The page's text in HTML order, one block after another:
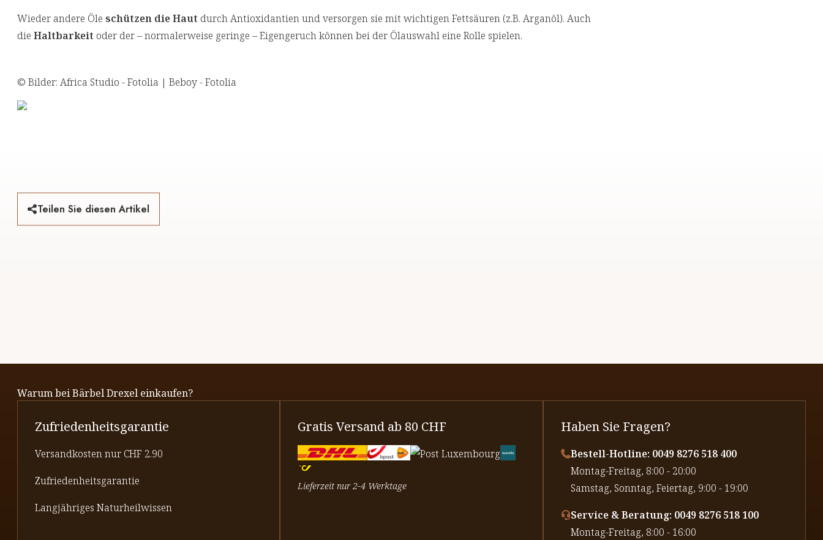
Wieder andere Öle schützen die Haut durch Antioxidantien und versorgen sie mit wichtigen Fettsäuren (z.B. Arganöl). Auch
die Haltbarkeit oder der – normalerweise geringe – Eigengeruch können bei der Ölauswahl eine Rolle spielen.
© Bilder: Africa Studio - Fotolia | Beboy - Fotolia
Teilen Sie diesen Artikel
Warum bei Bärbel Drexel einkaufen?
Zufriedenheitsgarantie
Versandkosten nur CHF 2.90
Zufriedenheitsgarantie
Langjähriges Naturheilwissen
Gratis Versand ab 80 CHF
Lieferzeit nur 2-4 Werktage
Haben Sie Fragen?
Bestell-Hotline: 0049 8276 518 400
⁠Montag-Freitag, 8:00 - 20:00
⁠Samstag, Sonntag, Feiertag, 9:00 - 19:00
Service & Beratung: 0049 8276 518 100
⁠Montag-Freitag, 8:00 - 16:00